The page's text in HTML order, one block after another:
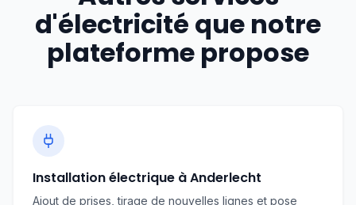
dans les murs en briques pleines ou sols béton
Les logements anciens d’Anderlecht nécessitent
normes RGIE à respecter.
d'électricité que notre
plateforme propose
Installation électrique à Anderlecht
Ajout de prises, tirage de nouvelles lignes et pose